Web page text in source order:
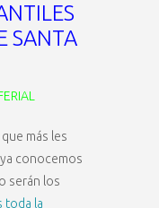
SANTA
más les
conocemos
serán los
toda la